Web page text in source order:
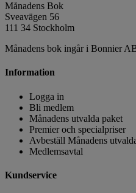
Månadens Bok
Sveavägen 56
111 34 Stockholm
Månadens bok ingår i Bonnier
Information
Logga in
Bli medlem
Månadens utvalda paket
Premier och specialpriser
Avbeställ Månadens
Medlemsavtal
Kundservice